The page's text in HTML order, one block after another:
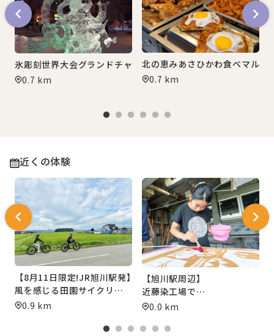
氷彫刻世界大会グランドチャンピオン大会
0.7 km
北の恵みあさひかわ食べマルシ
0.7 km
近くの体験
用バッグ作り体験
【8月11日限定!JR旭川駅発】
風を感じる田園サイクリング
＆最高級
0.9 km
【旭川駅周辺】
近藤染工場で
「刷毛引き本染め」
0.0 km